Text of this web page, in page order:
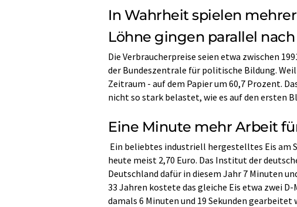
In Wahrheit spielen
Löhne gingen parallel
Die Verbraucherpreise seien etwa zwischen
der Bundeszentrale für politische Bildung.
Zeitraum - auf dem Papier um 60,7 Prozent.
nicht so stark belastet, wie es auf den ersten
Eine Minute mehr Arbeit
Ein beliebtes industriell hergestelltes Eis am
heute meist 2,70 Euro. Das Institut der
Deutschland dafür in diesem Jahr 7 Minuten
33 Jahren kostete das gleiche Eis etwa zwei
damals 6 Minuten und 19 Sekunden